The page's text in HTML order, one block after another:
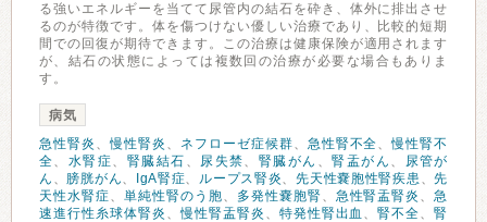
る強いエネルギーを当てて尿管内の結石を砕き、体外に排出させ
るのが特徴です。体を傷つけない優しい治療であり、比較的短期
間での回復が期待できます。この治療は健康保険が適用されます
が、結石の状態によっては複数回の治療が必要な場合もありま
す。
病気
急性腎炎 、慢性腎炎 、 ネフローゼ症候群、 急性腎不全、慢性腎不
全、 水腎症、 腎臓結石 、 尿失禁、 腎臓がん 、腎盂がん 、
尿管が
ん 、 膀胱がん、 IgA腎症、 ループス腎炎、先天性嚢胞性腎疾患 、先
天性水腎症、 単純性腎のう胞、 多発性嚢胞腎、 急性腎盂腎炎 、急
速進行性糸球体腎炎 、慢性腎盂腎炎 、 特発性腎出血 、腎不全、腎